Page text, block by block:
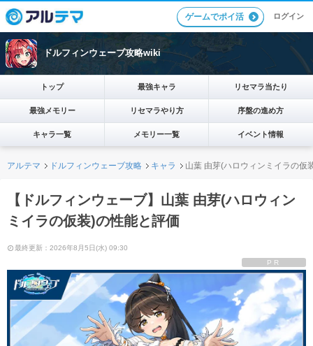
ゲームでポイ活 ログイン
ドルフィンウェーブ攻略wiki
トップ 最強キャラ リセマラ当たり
最強メモリー リセマラやり方 序盤の進め方
キャラ一覧 メモリー一覧 イベント情報
アルテマ ドルフィンウェーブ攻略 キャラ 山葉 由芽(ハロウィンミイラの仮
【ドルフィンウェーブ】山葉 由芽(ハロウィン
ミイラの仮装)の性能と評価
最終更新：2026年8月5日(水) 09:30
PR